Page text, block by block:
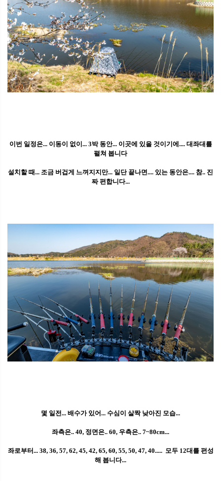
이번 일정은... 이동이 없이... 3박 동안... 이곳에 있을 것이기에.... 대좌대를
펼쳐 봅니다
설치할 때... 조금 버겁게 느껴지지만... 일단 끝나면.... 있는 동안은.... 참.. 진
짜 편합니다...
몇 일전... 배수가 있어... 수심이 살짝 낮아진 모습...
좌측은.. 40, 정면은.. 60, 우측은.. 7~80cm...
좌로부터... 38, 36, 57, 62, 45, 42, 65, 60, 55, 50, 47, 40..... 모두 12대를 편성
해 봅니다...